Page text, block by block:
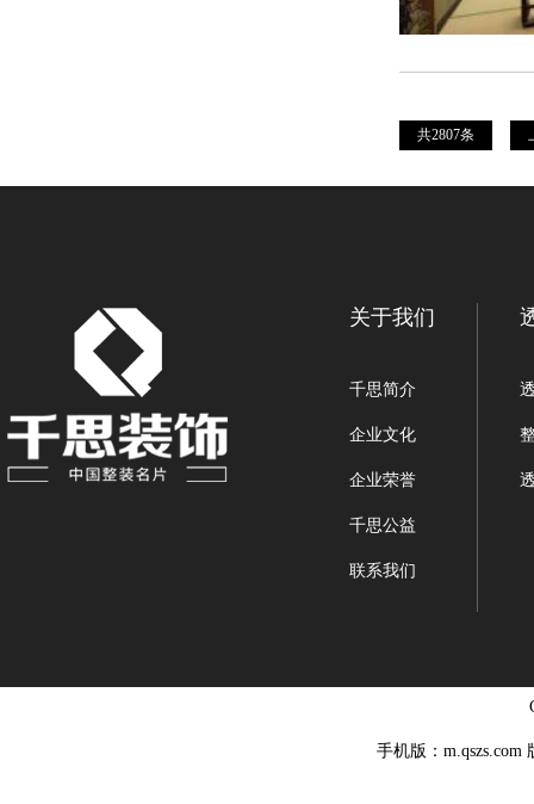
共2807条
关于我们
千思简介
企业文化
企业荣誉
千思公益
联系我们
手机版：m.qszs.com